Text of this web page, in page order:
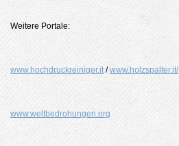
Weitere Portale:
www.hochdruckreiniger.it/www.holzspalter.it/
www.weltbedrohungen.org